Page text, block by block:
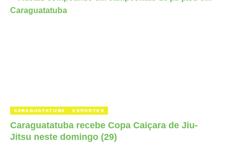
CARAGUATATUBA ESPORTES
Caraguatatuba recebe Copa Caiçara de Jiu-
Jitsu neste domingo (29)